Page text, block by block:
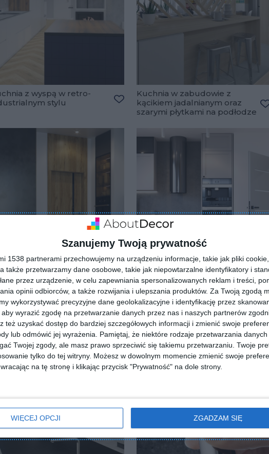
Szanujemy Twoją prywatność
1538 partnerami przechowujemy na urządzeniu informacje, takie jak pliki
także przetwarzamy dane osobowe, takie jak niepowtarzalne identyfikatory i
przez urządzenie, w celu zapewniania spersonalizowanych reklam i treści,
opinii odbiorców, a także rozwijania i ulepszania produktów. Za Twoją zgodą
wykorzystywać precyzyjne dane geolokalizacyjne i identyfikację przez
wyrazić zgodę na przetwarzanie danych przez nas i naszych partnerów
też uzyskać dostęp do bardziej szczegółowych informacji i zmienić swoje
lub odmówić jej wyrażenia.
Pamiętaj, że niektóre rodzaje przetwarzania
Twojej zgody, ale masz prawo sprzeciwić się takiemu przetwarzaniu. Twoje
tylko do tej witryny. Możesz w dowolnym momencie zmienić swoje
na tę stronę i klikając przycisk "Prywatność" na dole strony.
WIĘCEJ OPCJI ZGADZAM SIĘ
ulubionych
z wyspą w retro-
stylu
Dodaj do ulubionych
Kuchnia w zabudowie z
kącikiem jadalnianym oraz
szarymi płytkami na podłodze
ulubionych
wnętrze mieszkania w
nowoczesnym z
drzwiami marki
Dodaj do ulubionych
Nowoczesna, mała kuchnia z
barem, okrągłym okapem
oraz zabudową AGD w słupku